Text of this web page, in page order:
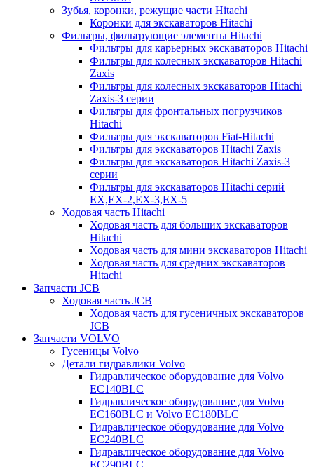
Зубья, коронки, режущие части Hitachi
Коронки для экскаваторов Hitachi
Фильтры, фильтрующие элементы Hitachi
Фильтры для карьерных экскаваторов Hitachi
Фильтры для колесных экскаваторов Hitachi
Zaxis
Фильтры для колесных экскаваторов Hitachi
Zaxis-3 серии
Фильтры для фронтальных погрузчиков
Hitachi
Фильтры для экскаваторов Fiat-Hitachi
Фильтры для экскаваторов Hitachi Zaxis
Фильтры для экскаваторов Hitachi Zaxis-3
серии
Фильтры для экскаваторов Hitachi серий
EX,EX-2,EX-3,EX-5
Ходовая часть Hitachi
Ходовая часть для больших экскаваторов
Hitachi
Ходовая часть для мини экскаваторов Hitachi
Ходовая часть для средних экскаваторов
Hitachi
Запчасти JCB
Ходовая часть JCB
Ходовая часть для гусеничных экскаваторов
JCB
Запчасти VOLVO
Гусеницы Volvo
Детали гидравлики Volvo
Гидравлическое оборудование для Volvo
EC140BLC
Гидравлическое оборудование для Volvo
EC160BLC и Volvo EC180BLC
Гидравлическое оборудование для Volvo
EC240BLC
Гидравлическое оборудование для Volvo
EC290BLC